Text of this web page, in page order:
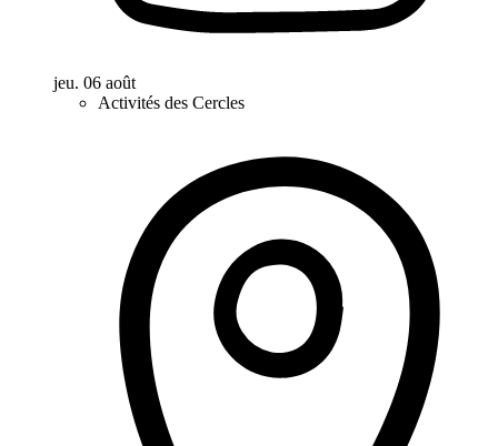
jeu. 06 août
Activités des Cercles